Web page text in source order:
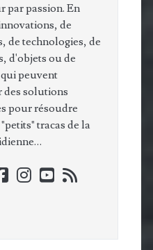
par passion. En
de
de technologies, de
d'objets ou de
peuvent
des solutions
pour résoudre
tracas de la
facebook
instagram
youtube
rss